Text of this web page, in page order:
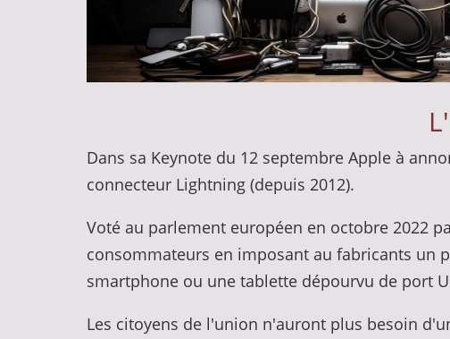
Dans sa Keynote du 12 septembre Apple à
connecteur Lightning (depuis 2012).
Voté au parlement européen en octobre 2022
consommateurs en imposant au fabricants un
smartphone ou une tablette dépourvu de port
Les citoyens de l'union n'auront plus besoin